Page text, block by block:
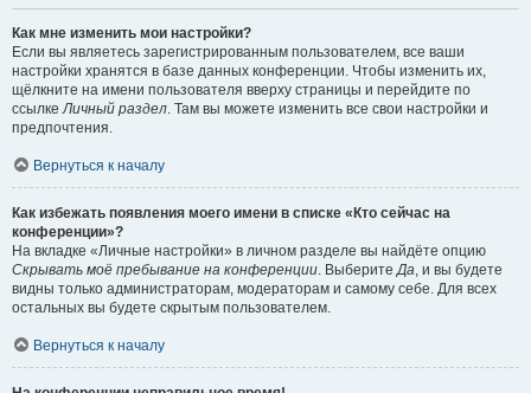
Как мне изменить мои настройки?
Если вы являетесь зарегистрированным пользователем, все ваши
настройки хранятся в базе данных конференции. Чтобы изменить их,
щёлкните на имени пользователя вверху страницы и перейдите по
ссылкеЛичный раздел. Там вы можете изменить все свои настройки и
предпочтения.
Вернуться к началу
Как избежать появления моего имени в списке «Кто сейчас на
конференции»?
На вкладке «Личные настройки» в личном разделе вы найдёте опцию
Скрывать моё пребывание на конференции. ВыберитеДа, и вы будете
видны только администраторам, модераторам и самому себе. Для всех
остальных вы будете скрытым пользователем.
Вернуться к началу